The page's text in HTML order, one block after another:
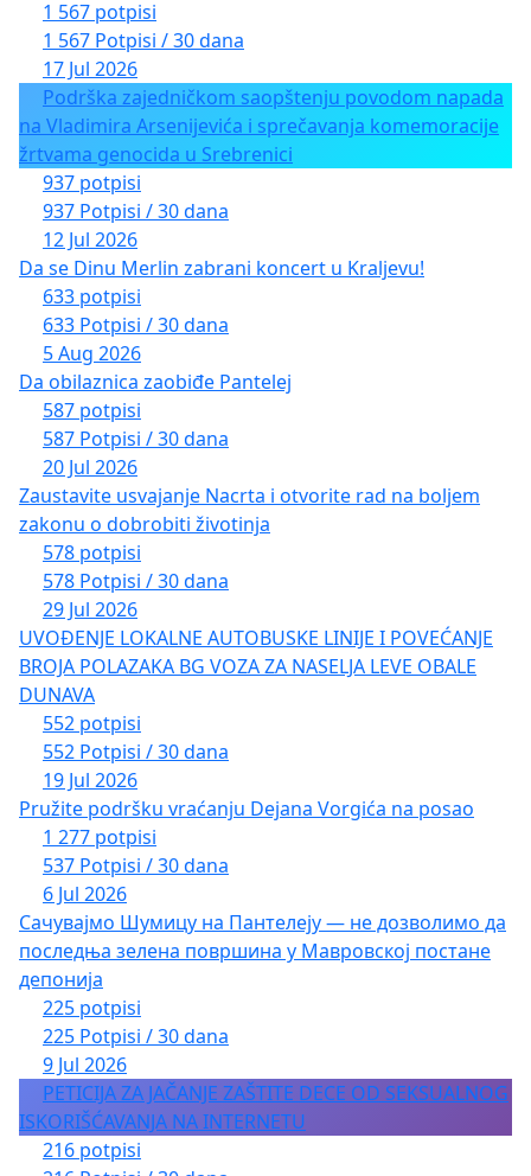
1 567 potpisi
1 567 Potpisi / 30 dana
17 Jul 2026
Podrška zajedničkom saopštenju povodom napada
na Vladimira Arsenijevića i sprečavanja komemoracije
žrtvama genocida u Srebrenici
937 potpisi
937 Potpisi / 30 dana
12 Jul 2026
Da se Dinu Merlin zabrani koncert u Kraljevu!
633 potpisi
633 Potpisi / 30 dana
5 Aug 2026
Da obilaznica zaobiđe Pantelej
587 potpisi
587 Potpisi / 30 dana
20 Jul 2026
Zaustavite usvajanje Nacrta i otvorite rad na boljem
zakonu o dobrobiti životinja
578 potpisi
578 Potpisi / 30 dana
29 Jul 2026
UVOĐENJE LOKALNE AUTOBUSKE LINIJE I POVEĆANJE
BROJA POLAZAKA BG VOZA ZA NASELJA LEVE OBALE
DUNAVA
552 potpisi
552 Potpisi / 30 dana
19 Jul 2026
Pružite podršku vraćanju Dejana Vorgića na posao
1 277 potpisi
537 Potpisi / 30 dana
6 Jul 2026
Сачувајмо Шумицу на Пантелеју — не дозволимо да
последња зелена површина у Мавровској постане
депонија
225 potpisi
225 Potpisi / 30 dana
9 Jul 2026
PETICIJA ZA JAČANJE ZAŠTITE DECE OD SEKSUALNOG
ISKORIŠĆAVANJA NA INTERNETU
216 potpisi